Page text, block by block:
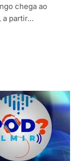
chega ao
a partir…